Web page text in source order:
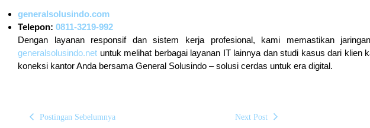
generalsolusindo.com
Telepon: 0811-3219-992
Dengan layanan responsif dan sistem kerja profesional, kami memastikan
generalsolusindo.net untuk melihat berbagai layanan IT lainnya dan studi kasus dari klien
koneksi kantor Anda bersama General Solusindo – solusi cerdas untuk era digital.
Postingan Sebelumnya Next Post